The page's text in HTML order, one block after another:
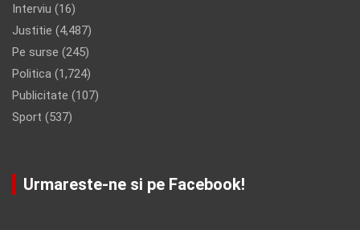
Interviu (16)
Justitie (4,487)
Pe surse (245)
Politica (1,724)
Publicitate (107)
Sport (537)
Urmareste-ne si pe Facebook!